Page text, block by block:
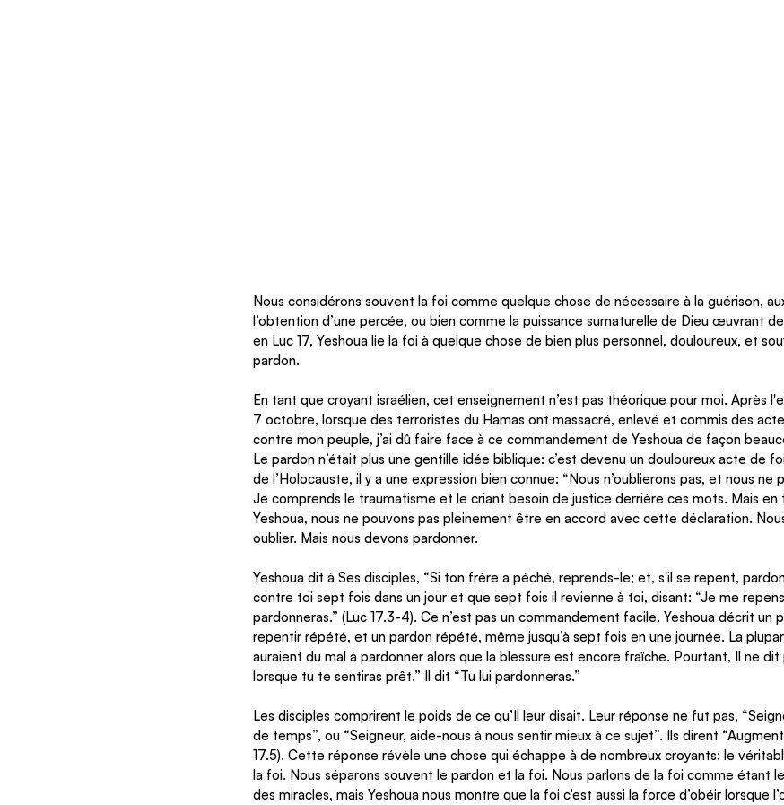
Nous considérons souvent la foi comme quelque chose de nécessaire à la guérison,
l’obtention d’une percée, ou bien comme la puissance surnaturelle de Dieu œuvrant
en Luc 17, Yeshoua lie la foi à quelque chose de bien plus personnel, douloureux, et
pardon.
En tant que croyant israélien, cet enseignement n’est pas théorique pour moi. Après
7 octobre, lorsque des terroristes du Hamas ont massacré, enlevé et commis des
contre mon peuple, j’ai dû faire face à ce commandement de Yeshoua de façon
Le pardon n’était plus une gentille idée biblique: c’est devenu un douloureux acte de
de l’Holocauste, il y a une expression bien connue: “Nous n’oublierons pas, et nous ne
Je comprends le traumatisme et le criant besoin de justice derrière ces mots. Mais en
Yeshoua, nous ne pouvons pas pleinement être en accord avec cette déclaration.
oublier. Mais nous devons pardonner.
Yeshoua dit à Ses disciples, “Si ton frère a péché, reprends-le; et, s'il se repent,
contre toi sept fois dans un jour et que sept fois il revienne à toi, disant: “Je me
pardonneras.” (Luc 17.3-4). Ce n’est pas un commandement facile. Yeshoua décrit un
repentir répété, et un pardon répété, même jusqu’à sept fois en une journée. La
auraient du mal à pardonner alors que la blessure est encore fraîche. Pourtant, Il ne dit
lorsque tu te sentiras prêt.” Il dit “Tu lui pardonneras.”
Les disciples comprirent le poids de ce qu’Il leur disait. Leur réponse ne fut pas,
de temps”, ou “Seigneur, aide-nous à nous sentir mieux à ce sujet”. Ils dirent
17.5). Cette réponse révèle une chose qui échappe à de nombreux croyants: le
la foi. Nous séparons souvent le pardon et la foi. Nous parlons de la foi comme étant
des miracles, mais Yeshoua nous montre que la foi c’est aussi la force d’obéir lorsque